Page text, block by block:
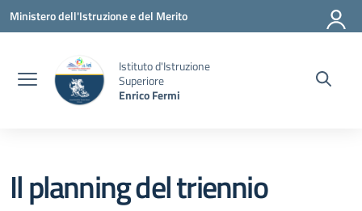
Vai ai contenuti
Vai al menu di navigazione
Vai al footer
Ministero dell'Istruzione e del Merito
Istituto d'Istruzione
Superiore
Enrico Fermi
Il planning del triennio